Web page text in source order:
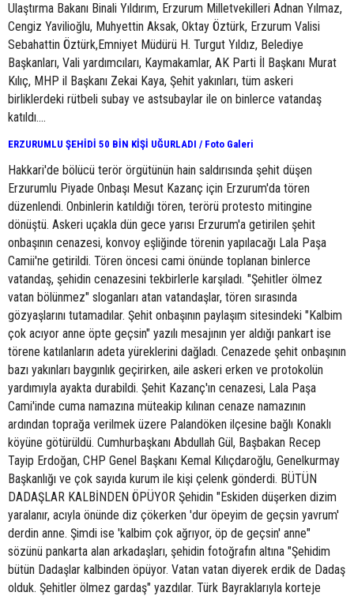
Ulaştırma Bakanı Binali Yıldırım, Erzurum Milletvekilleri Adnan Yılmaz,
Cengiz Yavilioğlu, Muhyettin Aksak, Oktay Öztürk, Erzurum Valisi
Sebahattin Öztürk,Emniyet Müdürü H. Turgut Yıldız, Belediye
Başkanları, Vali yardımcıları, Kaymakamlar, AK Parti İl Başkanı Murat
Kılıç, MHP il Başkanı Zekai Kaya, Şehit yakınları, tüm askeri
birliklerdeki rütbeli subay ve astsubaylar ile on binlerce vatandaş
katıldı....
ERZURUMLU ŞEHİDİ 50 BİN KİŞİ UĞURLADI / Foto Galeri
Hakkari'de bölücü terör örgütünün hain saldırısında şehit düşen
Erzurumlu Piyade Onbaşı Mesut Kazanç için Erzurum'da tören
düzenlendi. Onbinlerin katıldığı tören, terörü protesto mitingine
dönüştü. Askeri uçakla dün gece yarısı Erzurum'a getirilen şehit
onbaşının cenazesi, konvoy eşliğinde törenin yapılacağı Lala Paşa
Camii'ne getirildi. Tören öncesi cami önünde toplanan binlerce
vatandaş, şehidin cenazesini tekbirlerle karşıladı. "Şehitler ölmez
vatan bölünmez" sloganları atan vatandaşlar, tören sırasında
gözyaşlarını tutamadılar. Şehit onbaşının paylaşım sitesindeki "Kalbim
çok acıyor anne öpte geçsin" yazılı mesajının yer aldığı pankart ise
törene katılanların adeta yüreklerini dağladı. Cenazede şehit onbaşının
bazı yakınları baygınlık geçirirken, aile askeri erken ve protokolün
yardımıyla ayakta durabildi. Şehit Kazanç'ın cenazesi, Lala Paşa
Cami'inde cuma namazına müteakip kılınan cenaze namazının
ardından toprağa verilmek üzere Palandöken ilçesine bağlı Konaklı
köyüne götürüldü. Cumhurbaşkanı Abdullah Gül, Başbakan Recep
Tayip Erdoğan, CHP Genel Başkanı Kemal Kılıçdaroğlu, Genelkurmay
Başkanlığı ve çok sayıda kurum ile kişi çelenk gönderdi. BÜTÜN
DADAŞLAR KALBİNDEN ÖPÜYOR Şehidin "Eskiden düşerken dizim
yaralanır, acıyla önünde diz çökerken 'dur öpeyim de geçsin yavrum'
derdin anne. Şimdi ise 'kalbim çok ağrıyor, öp de geçsin' anne"
sözünü pankarta alan arkadaşları, şehidin fotoğrafın altına "Şehidim
bütün Dadaşlar kalbinden öpüyor. Vatan vatan diyerek erdik de Dadaş
olduk. Şehitler ölmez gardaş" yazdılar. Türk Bayraklarıyla korteje